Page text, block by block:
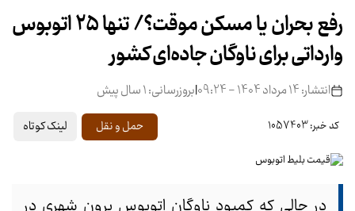
رفع بحران یا مسکن موقت؟/ تنها ۲۵ اتوبوس
وارداتی برای ناوگان جاده‌ای کشور
انتشار: 14 مرداد 1404 - 09:24 |بروزرسانی: 1 سال پیش
کد خبر: 1057403 حمل و نقل لینک کوتاه